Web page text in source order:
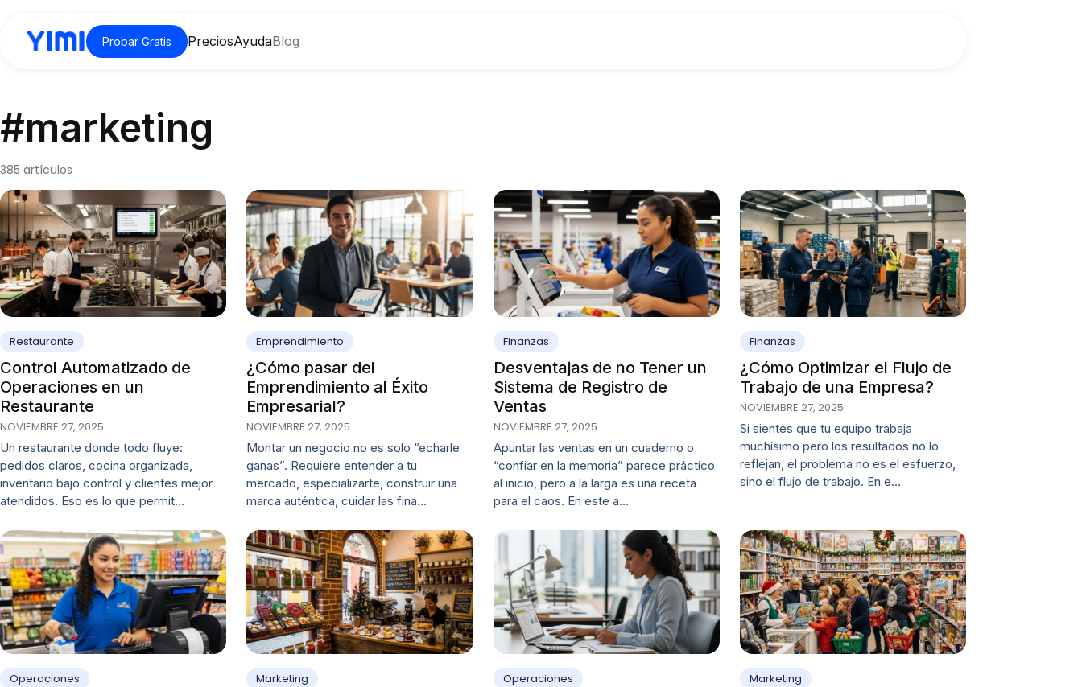
Probar Gratis PreciosAyudaBlog
#marketing
385 artículos
Restaurante
Control Automatizado de
Operaciones en un
Restaurante
NOVIEMBRE 27, 2025
Un restaurante donde todo fluye:
pedidos claros, cocina organizada,
inventario bajo control y clientes mejor
atendidos. Eso es lo que permit…
Emprendimiento
¿Cómo pasar del
Emprendimiento al Éxito
Empresarial?
NOVIEMBRE 27, 2025
Montar un negocio no es solo “echarle
ganas”. Requiere entender a tu
mercado, especializarte, construir una
marca auténtica, cuidar las fina…
Finanzas
Desventajas de no Tener un
Sistema de Registro de
Ventas
NOVIEMBRE 27, 2025
Apuntar las ventas en un cuaderno o
“confiar en la memoria” parece práctico
al inicio, pero a la larga es una receta
para el caos. En este a…
Finanzas
¿Cómo Optimizar el Flujo de
Trabajo de una Empresa?
NOVIEMBRE 27, 2025
Si sientes que tu equipo trabaja
muchísimo pero los resultados no lo
reflejan, el problema no es el esfuerzo,
sino el flujo de trabajo. En e…
Operaciones Marketing Operaciones Marketing